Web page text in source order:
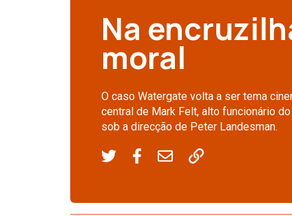
Na
moral
O caso Watergate volta a ser tema
central de Mark Felt, alto funcionário
sob a direcção de Peter Landesman.